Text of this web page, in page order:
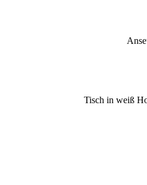
Tisch in weiß